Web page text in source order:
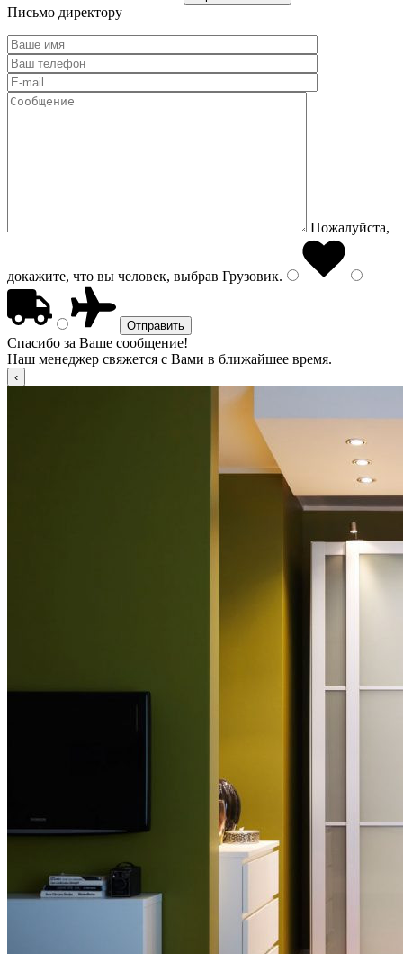
Письмо директору
Пожалуйста,
докажите, что вы человек, выбрав Грузовик.
Спасибо за Ваше сообщение!
Наш менеджер свяжется с Вами в ближайшее время.